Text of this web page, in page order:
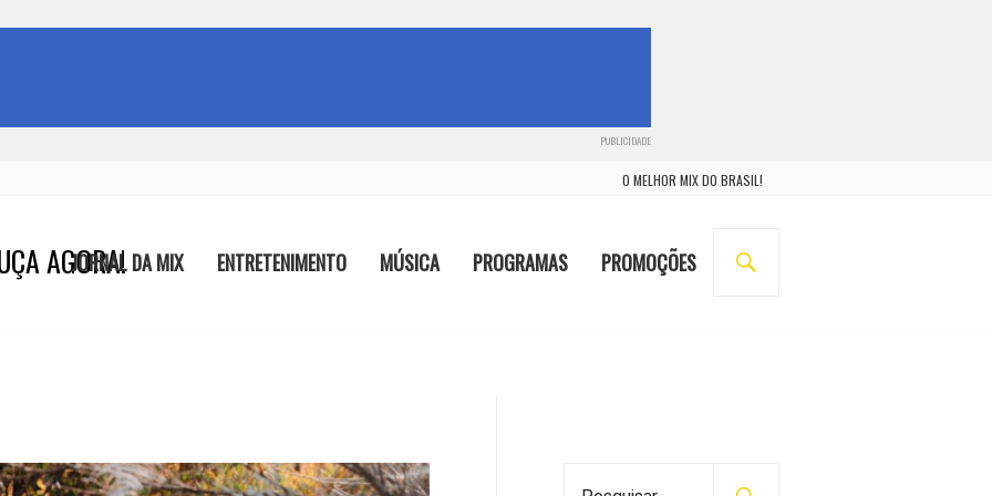
PUBLICIDADE
O MELHOR MIX DO BRASIL!
AGORA!
JORNAL DA MIX ENTRETENIMENTO MÚSICA PROGRAMAS PROMOÇÕES